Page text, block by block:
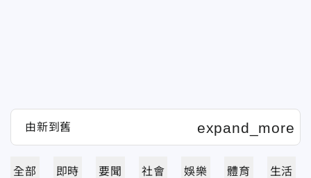
全部 即時 要聞 社會 娛樂 體育 生活